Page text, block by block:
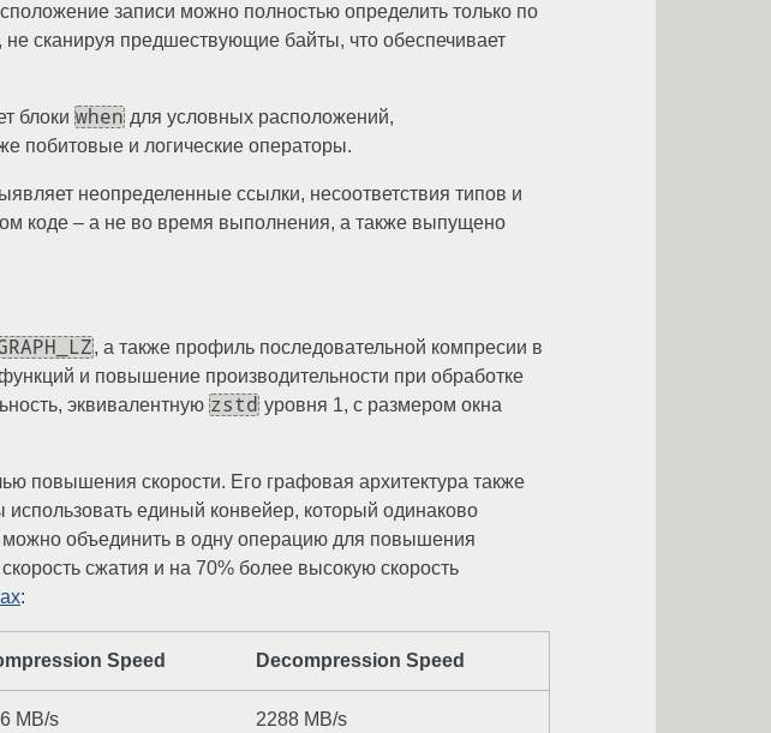
записи можно полностью определить только по
сканируя предшествующие байты, что обеспечивает
блоки when для условных расположений,
побитовые и логические операторы.
неопределенные ссылки, несоответствия типов и
коде – а не во время выполнения, а также выпущено
, а также профиль последовательной компресии в
и повышение производительности при обработке
эквивалентную zstd уровня 1, с размером окна
повышения скорости. Его графовая архитектура также
использовать единый конвейер, который одинаково
можно объединить в одну операцию для повышения
сжатия и на 70% более высокую скорость
:
Speed Decompression Speed
MB/s 2288 MB/s